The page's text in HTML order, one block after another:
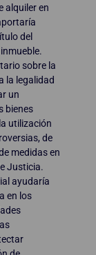
alquiler en
del
sobre la
la legalidad
un
bienes
utilización
de
medidas en
Justicia.
ayudaría
en los